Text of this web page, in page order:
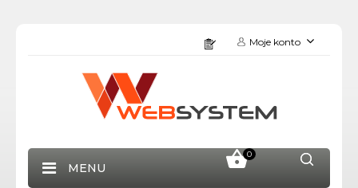
Moje konto
0
MENU